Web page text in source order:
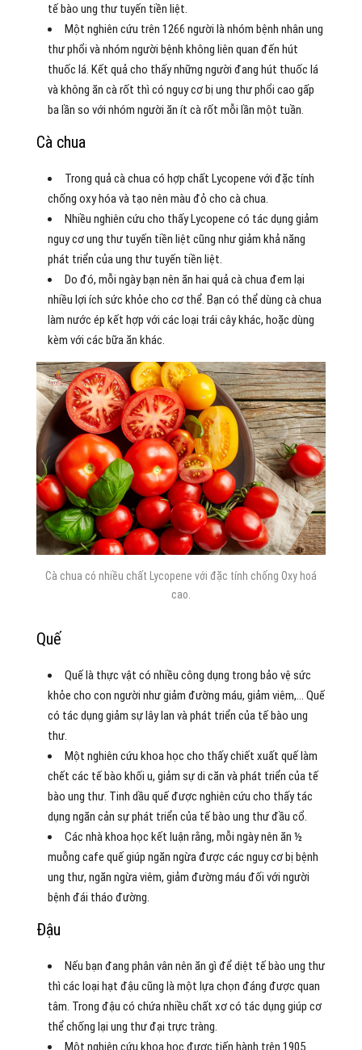
tế bào ung thư tuyến tiền liệt.
Một nghiên cứu trên 1266 người là nhóm bệnh nhân ung
thư phổi và nhóm người bệnh không liên quan đến hút
thuốc lá. Kết quả cho thấy những người đang hút thuốc lá
và không ăn cà rốt thì có nguy cơ bị ung thư phổi cao gấp
ba lần so với nhóm người ăn ít cà rốt mỗi lần một tuần.
Cà chua
Trong quả cà chua có hợp chất Lycopene với đặc tính
chống oxy hóa và tạo nên màu đỏ cho cà chua.
Nhiều nghiên cứu cho thấy Lycopene có tác dụng giảm
nguy cơ ung thư tuyến tiền liệt cũng như giảm khả năng
phát triển của ung thư tuyến tiền liệt.
Do đó, mỗi ngày bạn nên ăn hai quả cà chua đem lại
nhiều lợi ích sức khỏe cho cơ thể. Bạn có thể dùng cà chua
làm nước ép kết hợp với các loại trái cây khác, hoặc dùng
kèm với các bữa ăn khác.
Cà chua có nhiều chất Lycopene với đặc tính chống Oxy hoá
cao.
Quế
Quế là thực vật có nhiều công dụng trong bảo vệ sức
khỏe cho con người như giảm đường máu, giảm viêm,… Quế
có tác dụng giảm sự lây lan và phát triển của tế bào ung
thư.
Một nghiên cứu khoa học cho thấy chiết xuất quế làm
chết các tế bào khối u, giảm sự di căn và phát triển của tế
bào ung thư. Tinh dầu quế được nghiên cứu cho thấy tác
dụng ngăn cản sự phát triển của tế bào ung thư đầu cổ.
Các nhà khoa học kết luận rằng, mỗi ngày nên ăn ½
muỗng cafe quế giúp ngăn ngừa được các nguy cơ bị bệnh
ung thư, ngăn ngừa viêm, giảm đường máu đối với người
bệnh đái tháo đường.
Đậu
Nếu bạn đang phân vân nên ăn gì để diệt tế bào ung thư
thì các loại hạt đậu cũng là một lựa chọn đáng được quan
tâm. Trong đậu có chứa nhiều chất xơ có tác dụng giúp cơ
thể chống lại ung thư đại trực tràng.
Một nghiên cứu khoa học được tiến hành trên 1905